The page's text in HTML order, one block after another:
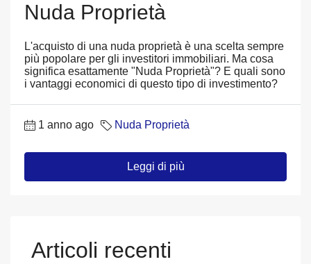
Nuda Proprietà
L'acquisto di una nuda proprietà è una scelta sempre
più popolare per gli investitori immobiliari. Ma cosa
significa esattamente "Nuda Proprietà"? E quali sono
i vantaggi economici di questo tipo di investimento?
1 anno ago Nuda Proprietà
Leggi di più
Articoli recenti